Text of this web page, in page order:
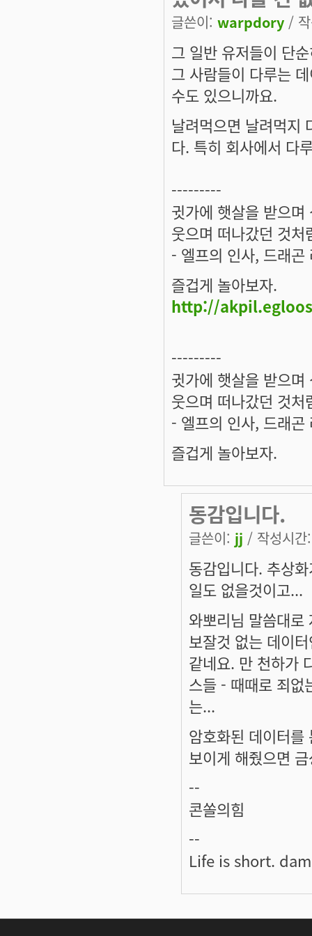
글쓴이: warpdory /
그 일반 유저들이 단
그 사람들이 다루는
수도 있으니까요.
날려먹으면 날려먹지
다. 특히 회사에서 다
---------
귓가에 햇살을 받으
웃으며 떠나갔던 것
- 엘프의 인사, 드래곤
즐겁게 놀아보자.
http://
---------
귓가에 햇살을 받으
웃으며 떠나갔던 것
- 엘프의 인사, 드래곤
즐겁게 놀아보자.
동감입니다.
글쓴이: jj / 작성시
동감입니다. 추상
일도 없을것이고...
와뽀리님 말씀대로
보잘것 없는 데이
같네요. 만 천하가
스들 - 때때로 죄없
는...
암호화된 데이터를
보이게 해줬으면
--
콘쏠의힘
--
Life is short.